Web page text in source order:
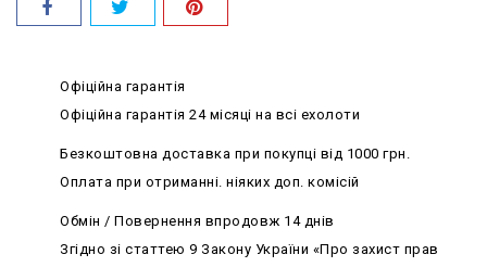
Офіційна гарантія
Офіційна гарантія 24 місяці на всі ехолоти
Безкоштовна доставка при покупці від 1000 грн.
Оплата при отриманні. ніяких доп. комісій
Обмін / Повернення впродовж 14 днів
Згідно зі статтею 9 Закону України «Про захист прав